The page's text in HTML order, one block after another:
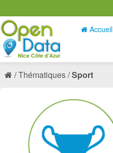
Accueil
Thématiques Sport